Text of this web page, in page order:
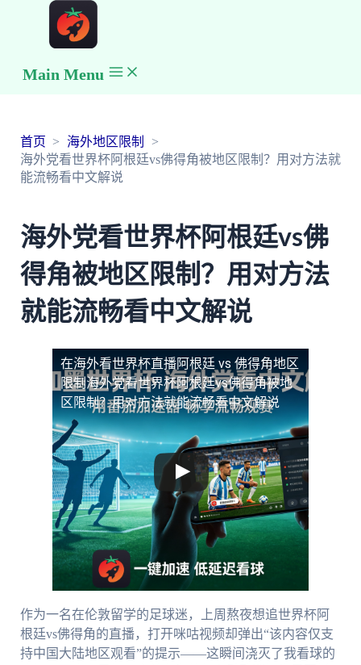
Main Menu
首页
海外地区限制
海外党看世界杯阿根廷vs佛得角被地区限制？用对方法就
能流畅看中文解说
海外党看世界杯阿根廷vs佛
得角被地区限制？用对方法
就能流畅看中文解说
在海外看世界杯直播阿根廷 vs 佛得角地区
限制海外党看世界杯阿根廷vs佛得角被地
区限制？用对方法就能流畅看中文解说
作为一名在伦敦留学的足球迷，上周熬夜想追世界杯阿
根廷vs佛得角的直播，打开咪咕视频却弹出“该内容仅支
持中国大陆地区观看”的提示——这瞬间浇灭了我看球的